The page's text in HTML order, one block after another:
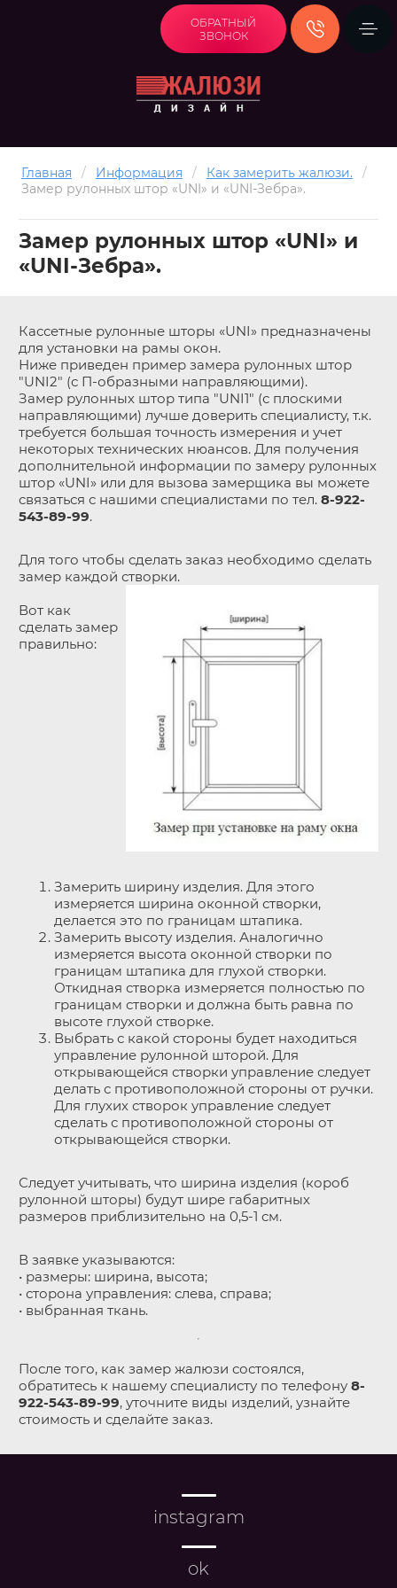
ОБРАТНЫЙ
ЗВОНОК
Главная / Информация / Как замерить жалюзи.
/
Замер рулонных штор «UNI» и «UNI-Зебра».
Замер рулонных штор «UNI» и
«UNI-Зебра».
Кассетные рулонные шторы «UNI» предназначены
для установки на рамы окон.
Ниже приведен пример замера рулонных штор
"UNI2" (с П-образными направляющими).
Замер рулонных штор типа "UNI1" (с плоскими
направляющими) лучше доверить специалисту, т.к.
требуется большая точность измерения и учет
некоторых технических нюансов. Для получения
дополнительной информации по замеру рулонных
штор «UNI» или для вызова замерщика вы можете
связаться с нашими специалистами по тел. 8-922-
543-89-99.
Для того чтобы сделать заказ необходимо сделать
замер каждой створки.
Вот как
сделать замер
правильно:
Замерить ширину изделия. Для этого
измеряется ширина оконной створки,
делается это по границам штапика.
Замерить высоту изделия. Аналогично
измеряется высота оконной створки по
границам штапика для глухой створки.
Откидная створка измеряется полностью по
границам створки и должна быть равна по
высоте глухой створке.
Выбрать с какой стороны будет находиться
управление рулонной шторой. Для
открывающейся створки управление следует
делать с противоположной стороны от ручки.
Для глухих створок управление следует
сделать с противоположной стороны от
открывающейся створки.
Следует учитывать, что ширина изделия (короб
рулонной шторы) будут шире габаритных
размеров приблизительно на 0,5-1 см.
В заявке указываются:
• размеры: ширина, высота;
• сторона управления: слева, справа;
• выбранная ткань.
После того, как замер жалюзи состоялся,
обратитесь к нашему специалисту по телефону 8-
922-543-89-99, уточните виды изделий, узнайте
стоимость и сделайте заказ.
instagram
ok